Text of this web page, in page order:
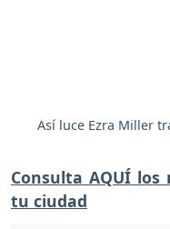
Así luce Ezra Miller
Consulta AQUÍ los
tu ciudad